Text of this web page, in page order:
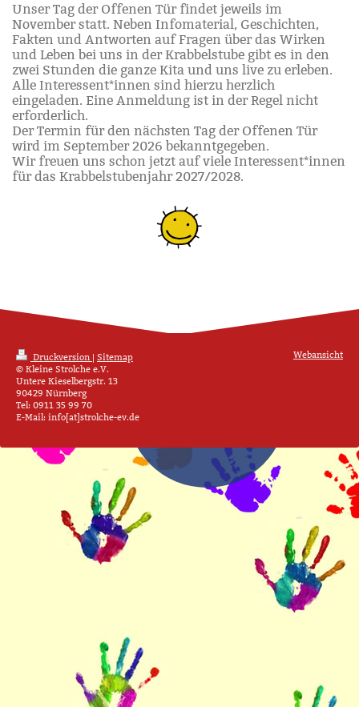
Unser Tag der Offenen Tür findet jeweils im
November statt. Neben Infomaterial, Geschichten,
Fakten und Antworten auf Fragen über das Wirken
und Leben bei uns in der Krabbelstube gibt es in den
zwei Stunden die ganze Kita und uns live zu erleben.
Alle Interessent*innen sind hierzu herzlich
eingeladen. Eine Anmeldung ist in der Regel nicht
erforderlich.
Der Termin für den nächsten Tag der Offenen Tür
wird im September 2026 bekanntgegeben.
Wir freuen uns schon jetzt auf viele Interessent*innen
für das Krabbelstubenjahr 2027/2028.
Druckversion | Sitemap
© Kleine Strolche e.V.
Untere Kieselbergstr. 13
90429 Nürnberg
Tel: 0911 35 99 70
E-Mail: info[at]strolche-ev.de
Webansicht